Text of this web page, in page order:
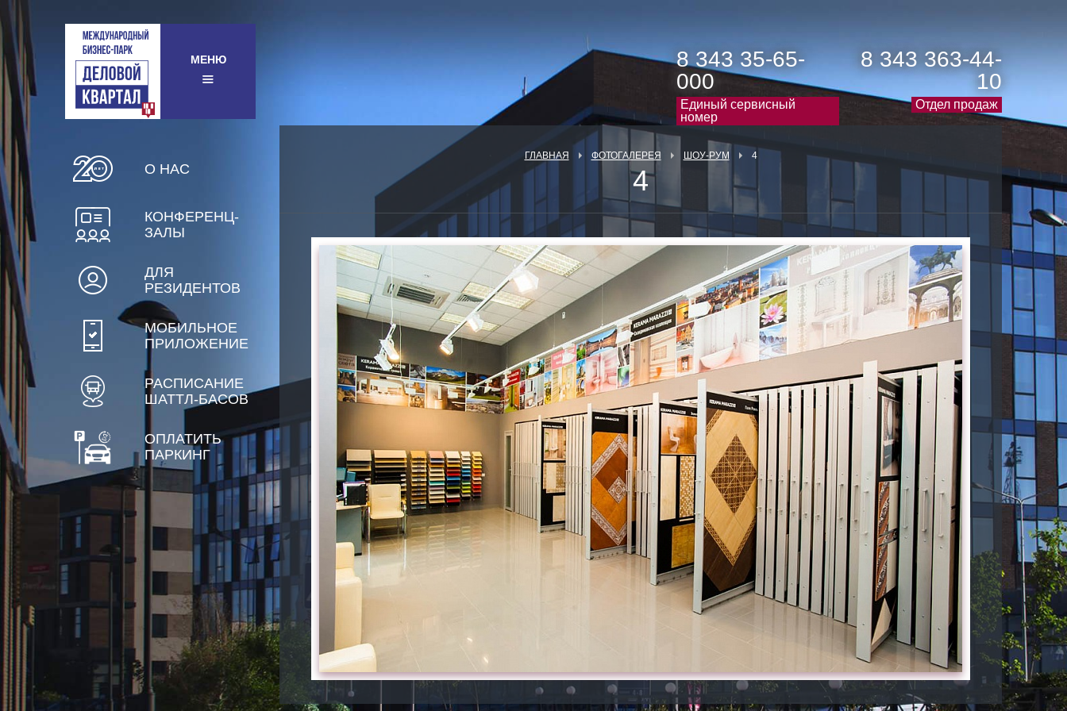
МЕНЮ
8 343 35-65-
000
Единый сервисный
номер
8 343 363-44-
10
Отдел продаж
О НАС
КОНФЕРЕНЦ-
ЗАЛЫ
ДЛЯ
РЕЗИДЕНТОВ
МОБИЛЬНОЕ
ПРИЛОЖЕНИЕ
РАСПИСАНИЕ
ШАТТЛ-БАСОВ
ОПЛАТИТЬ
ПАРКИНГ
ГЛАВНАЯ ФОТОГАЛЕРЕЯ ШОУ-РУМ 4
4